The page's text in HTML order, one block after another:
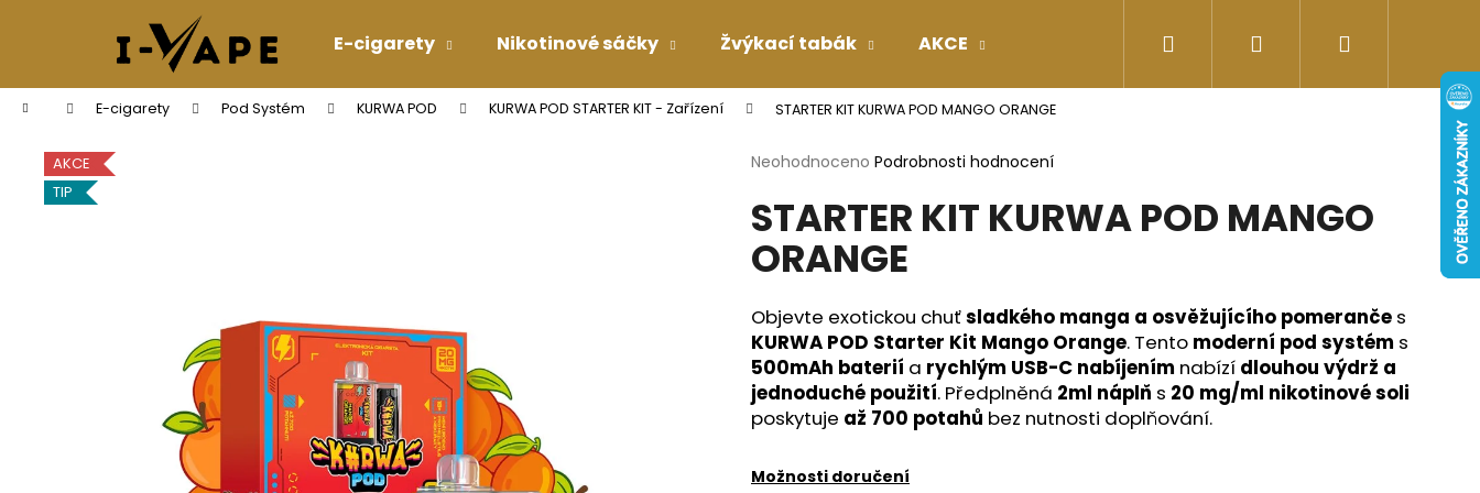
E-cigarety Nikotinové sáčky Žvýkací tabák AKCE Doplňky stravy Energy-kofeinové
Přihlášení
Domů E-cigarety Pod Systém KURWA POD KURWA POD STARTER KIT - Zařízení STARTER KIT KURWA POD MANGO ORANGE
Průměrné
produktu
je
0,0
z
hvězdiček.
Neohodnoceno Podrobnosti hodnocení
STARTER KIT KURWA POD MANGO
ORANGE
Objevte exotickou chuťsladkého manga a osvěžujícího pomeranče s
KURWA POD Starter Kit Mango Orange. Tento moderní pod systém s
500mAh baterií a rychlým USB-C nabíjením nabízí dlouhou výdrž a
jednoduché použití. Předplněná 2ml náplň s 20 mg/ml nikotinové soli
poskytuje až 700 potahů bez nutnosti doplňování.
Možnosti doručení
AKCE
TIP
í
Zpět
do
obchodu
Zpět
do
obchodu
Co potřebujete najít?
HLEDAT